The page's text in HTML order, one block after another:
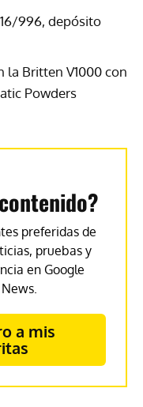
996, depósito
la Britten V1000 con
Powders
preferidas de
pruebas y
en Google
a mis